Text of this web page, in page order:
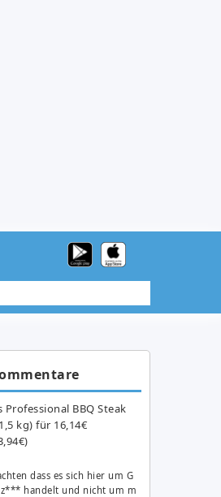
Professional BBQ Steak
kg) für 16,14€
dass es sich hier um G
handelt und nicht um m